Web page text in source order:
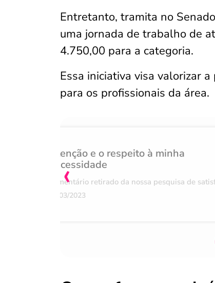
Entretanto, tramita no
uma jornada de trabalho de
4.750,00 para a categoria.
Essa iniciativa visa valorizar
para os profissionais da área. ​
Atenção e o respeito à minha
necessidade
Comentário retirado da nossa pesquisa de
07/03/2023
‹